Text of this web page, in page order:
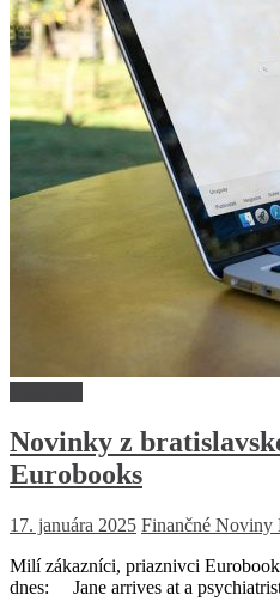
Novinky z
Eurobooks
17. januára 2025 Finančné Noviny
Milí zákazníci, priaznivci
dnes: Jane arrives at a